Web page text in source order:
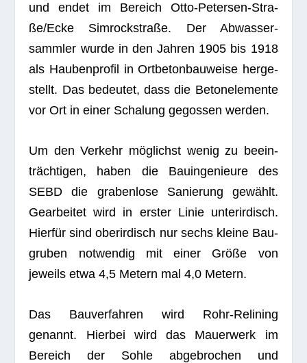
und endet im Bereich Otto-Peter­sen-Stra­
ße/E­cke Sim­rock­straße. Der Abwas­ser­
samm­ler wurde in den Jah­ren 1905 bis 1918
als Hau­ben­pro­fil in Ort­be­ton­bau­weise her­ge­
stellt. Das bedeu­tet, dass die Beton­ele­mente
vor Ort in einer Scha­lung gegos­sen werden.
Um den Ver­kehr mög­lichst wenig zu beein­
träch­ti­gen, haben die Bau­in­ge­nieure des
SEBD die gra­ben­lose Sanie­rung gewählt.
Gear­bei­tet wird in ers­ter Linie unter­ir­disch.
Hier­für sind ober­ir­disch nur sechs kleine Bau­
gru­ben not­wen­dig mit einer Größe von
jeweils etwa 4,5 Metern mal 4,0 Metern.
Das Bau­ver­fah­ren wird Rohr-Reli­ning
genannt. Hier­bei wird das Mau­er­werk im
Bereich der Sohle abge­bro­chen und